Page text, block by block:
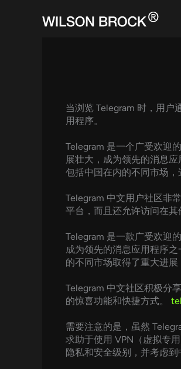
当浏览 Telegram 时，用户
用程序。
Telegram 是一个广受欢迎
展壮大，成为领先的消息
包括中国在内的不同市场，
Telegram 中文用户社区非
平台，而且还允许访问在其
Telegram 是一款广受欢迎
成为领先的消息应用程序
的不同市场取得了重大进展
Telegram 中文社区积极分
的惊喜功能和快捷方式。
需要注意的是，虽然
求助于使用 VPN（虚拟专
隐私和安全级别，并考虑到